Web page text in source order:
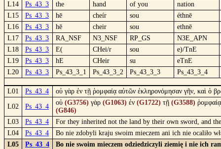
L14 Ps_43_3 the hand of you
nation
L15
Ps_43_3 hē cheír sou
éthnē
L16
Ps_43_3 hē cheir sou
ethnē
L17
Ps_43_3 RA_NSF N3_NSF RP_GS
N3E_APN
L18
Ps_43_3 E( CHei/r sou
e)/TnE
L19
Ps_43_3 hE CHeir su
eTnE
L20
Ps_43_3 Ps_43_3_1 Ps_43_3_2 Ps_43_3_3 Ps_43_3_4
L01 Ps_43_4 οὐ γὰρ ἐν τῇ ῥομφαίᾳ αὐτῶν ἐκληρονόμησαν γῆν, καὶ ὁ
L02 Ps_43_4
οὐ (G3756) γὰρ (G1063) ἐν (G1722) τῇ (G3588)
(G846)
L03
Ps_43_4
For they inherited not the land by their own sword, and
L04
Ps_43_4
Bo nie zdobyli kraju swoim mieczem ani ich nie ocaliło
L05
Ps_43_4
Bo nie swoim mieczem odziedziczyli ziemię i nie ich